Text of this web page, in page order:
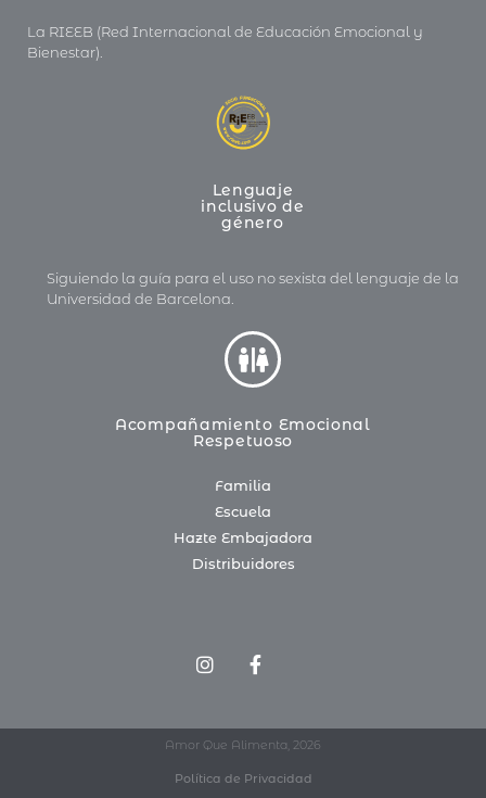
La RIEEB (Red Internacional de Educación Emocional y
Bienestar).
Lenguaje
inclusivo de
género
Siguiendo la guía para el uso no sexista del lenguaje de la
Universidad de Barcelona.
Acompañamiento Emocional
Respetuoso
Familia
Escuela
Hazte Embajadora
Distribuidores
Amor Que Alimenta, 2026
Política de Privacidad